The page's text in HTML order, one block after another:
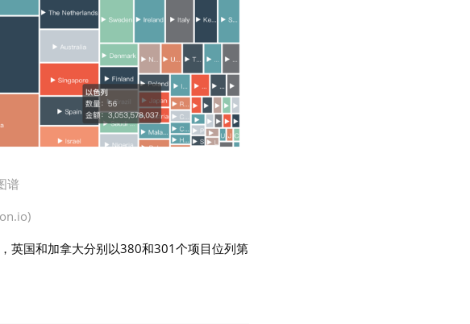
谱
英国和加拿大分别以380和301个项目位列第